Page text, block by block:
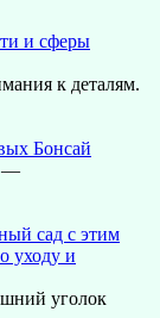
и сферы
к деталям.
Бонсай
—
сад с этим
уходу и
уголок